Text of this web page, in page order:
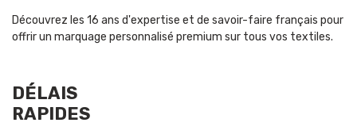
Découvrez les 16 ans d'expertise et de savoir-faire français pour
offrir un marquage personnalisé premium sur tous vos textiles.
DÉLAIS
RAPIDES